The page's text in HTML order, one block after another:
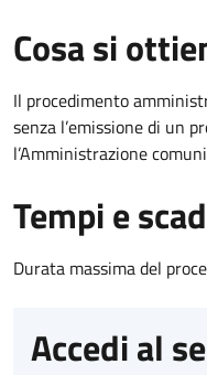
Cosa si
Il procedimento
senza l’emissione di un
l’Amministrazione
Tempi e
Durata massima del
Accedi al